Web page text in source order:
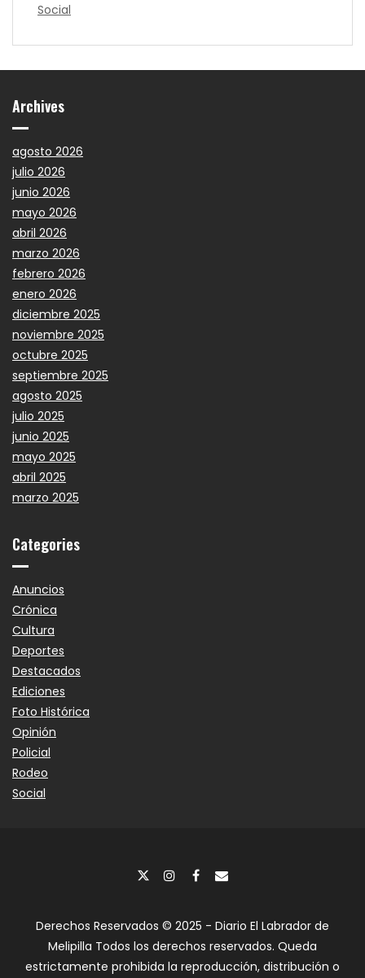
Social
Archives
agosto 2026
julio 2026
junio 2026
mayo 2026
abril 2026
marzo 2026
febrero 2026
enero 2026
diciembre 2025
noviembre 2025
octubre 2025
septiembre 2025
agosto 2025
julio 2025
junio 2025
mayo 2025
abril 2025
marzo 2025
Categories
Anuncios
Crónica
Cultura
Deportes
Destacados
Ediciones
Foto Histórica
Opinión
Policial
Rodeo
Social
Derechos Reservados © 2025 - Diario El Labrador de
Melipilla Todos los derechos reservados. Queda
estrictamente prohibida la reproducción, distribución o